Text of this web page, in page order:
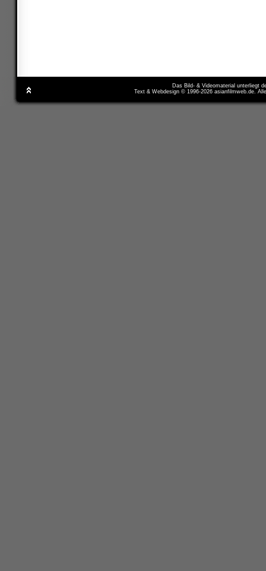
Das Bild- & Videomaterial unterliegt
Text & Webdesign © 1996-2026 asianfilmweb.de.